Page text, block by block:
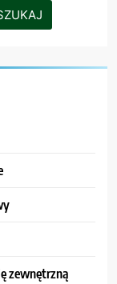
zewnętrzną